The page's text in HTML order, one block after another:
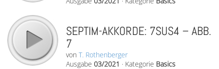
SEPTIM-AKKORDE: 7SUS4 – ABB.
7
von T. Rothenberger
Ausgabe 03/2021 · Kategorie Basics